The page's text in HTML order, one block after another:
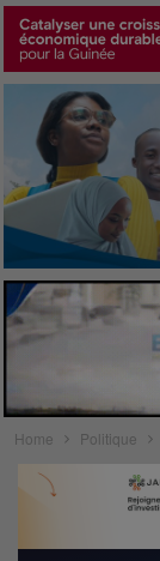
Home Politique